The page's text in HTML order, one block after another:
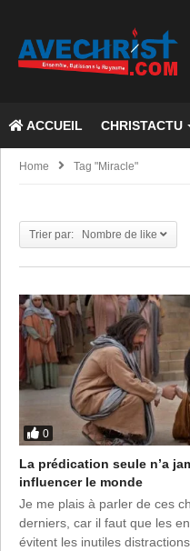
ACCUEIL CHRISTACTU
Home Tag "miracle"
Trier par: Nombre de like
0
La prédication seule n’a
influencer le monde
Je me plais à parler de ces
derniers, car il faut que les
évitent les inutiles